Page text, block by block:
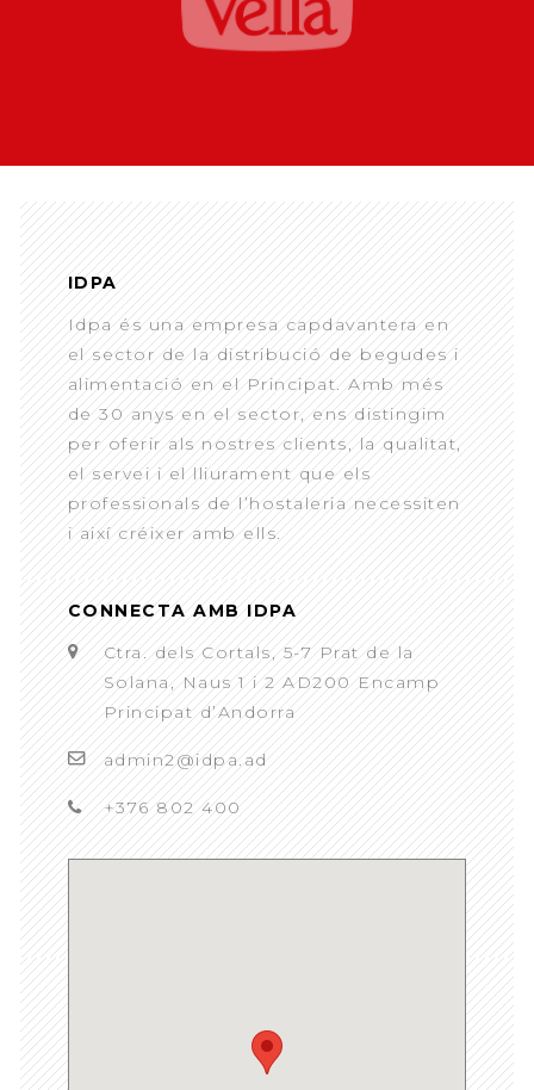
IDPA
Idpa és una empresa capdavantera en
el sector de la distribució de begudes i
alimentació en el Principat. Amb més
de 30 anys en el sector, ens distingim
per oferir als nostres clients, la qualitat,
el servei i el lliurament que els
professionals de l’hostaleria necessiten
i així créixer amb ells.
CONNECTA AMB IDPA
Ctra. dels Cortals, 5-7 Prat de la
Solana, Naus 1 i 2 AD200 Encamp
Principat d’Andorra
admin2@idpa.ad
+376 802 400